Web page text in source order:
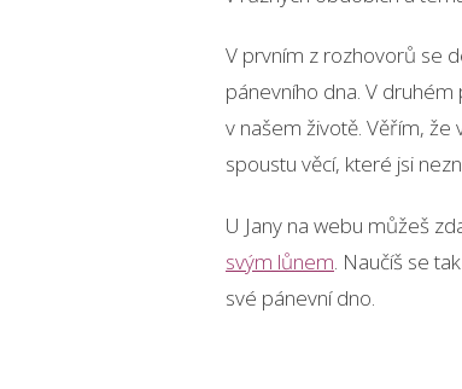
V prvním z rozhovorů se
pánevního dna. V druhém
v našem životě. Věřím,
spoustu věcí, které jsi
U Jany na webu můžeš
svým lůnem. Naučíš se
své pánevní dno.